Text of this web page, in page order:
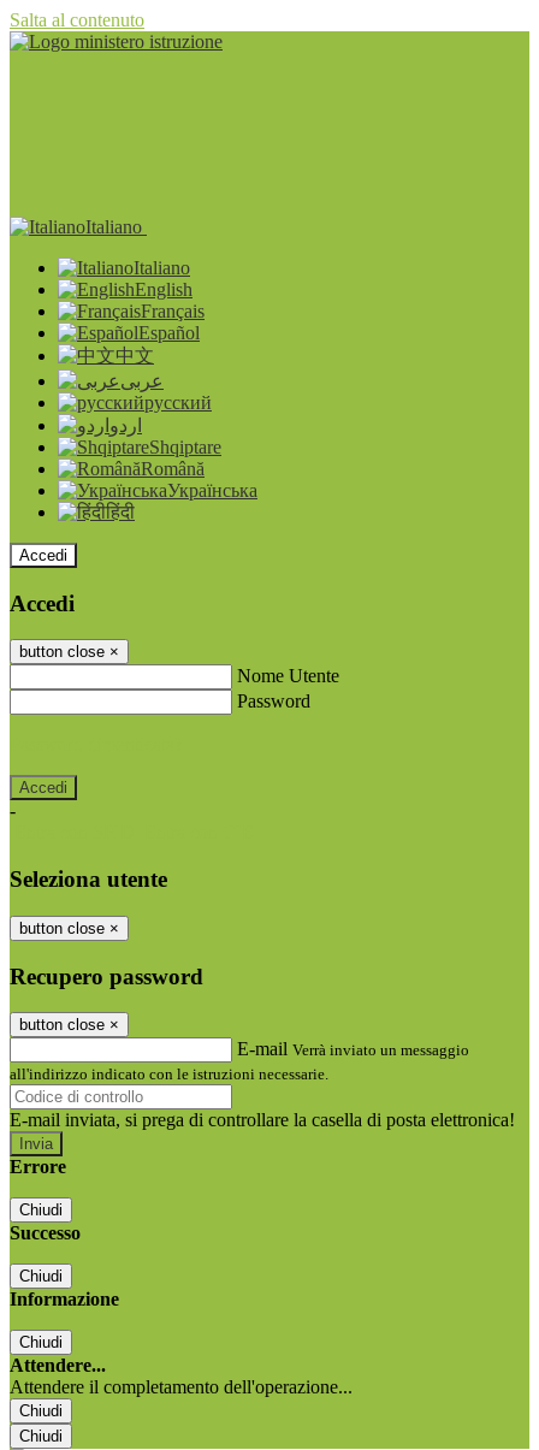
Salta al contenuto
Italiano
Italiano
English
Français
Español
中文
عربى
русский
اردو
Shqiptare
Română
Українська
हिंदी
Accedi
Accedi
button close ×
Nome Utente
Password
-
Seleziona utente
button close ×
Recupero password
button close ×
E-mail Verrà inviato un messaggio
all'indirizzo indicato con le istruzioni necessarie.
E-mail inviata, si prega di controllare la casella di posta elettronica!
Errore
Chiudi
Successo
Chiudi
Informazione
Chiudi
Attendere...
Attendere il completamento dell'operazione...
Chiudi
Chiudi